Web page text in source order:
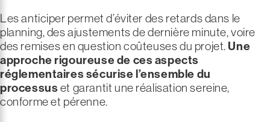
Les anticiper permet d’éviter des retards dans le
planning, des ajustements de dernière minute, voire
des remises en question coûteuses du projet. Une
approche rigoureuse de ces aspects
réglementaires sécurise l’ensemble du
processus et garantit une réalisation sereine,
conforme et pérenne.